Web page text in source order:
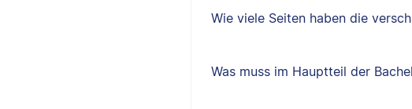
Wie viele Seiten haben die
Was muss im Hauptteil der